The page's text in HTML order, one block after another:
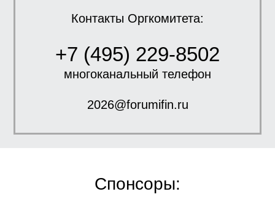
Контакты Оргкомитета:
+7 (495) 229-8502
многоканальный телефон
2026@forumifin.ru
Спонсоры: